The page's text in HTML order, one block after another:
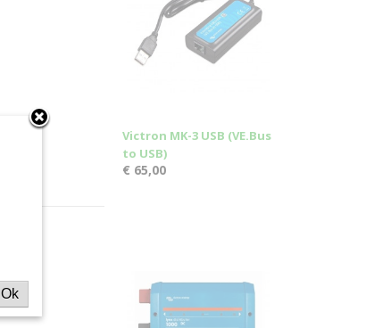
Victron MK-3 USB (VE.Bus
to USB)
€ 65,00
Ok